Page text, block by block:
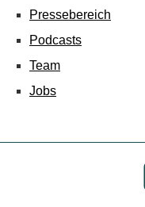
Pressebereich
Podcasts
Team
Jobs